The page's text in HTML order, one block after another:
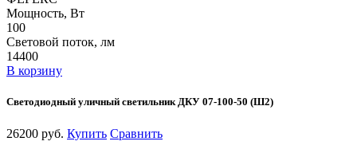
Мощность, Вт
100
Световой поток, лм
14400
В корзину
Светодиодный уличный светильник ДКУ 07-100-50 (Ш2)
26200 руб. Купить Сравнить